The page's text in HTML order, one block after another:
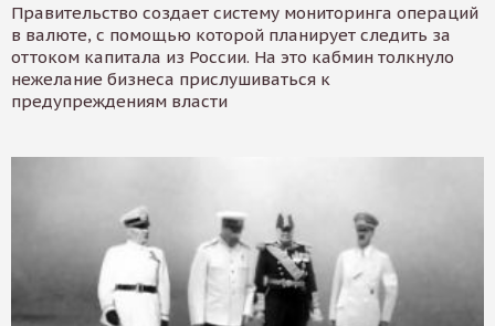
Правительство создает систему мониторинга операций
в валюте, с помощью которой планирует следить за
оттоком капитала из России. На это кабмин толкнуло
нежелание бизнеса прислушиваться к
предупреждениям власти